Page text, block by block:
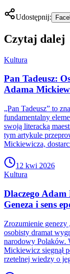
Udostępnij:
Czytaj dalej
Kultura
Pan Tadeusz:
Adama
„Pan Tadeusz” to
fundamentalny
swoją literacką
tym artykule
Mickiewicza,
12 kwi 2026
Kultura
Dlaczego Adam
Geneza i sens
Zrozumienie genezy
osobisty dramat
narodowy Polaków.
Mickiewicz sięgnął
rzetelnej wiedzy o